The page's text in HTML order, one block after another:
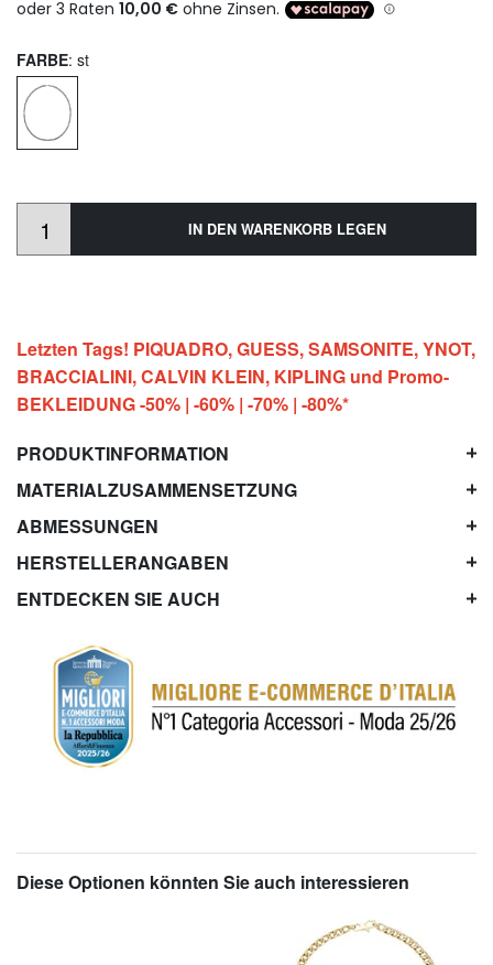
FARBE: st
IN DEN WARENKORB LEGEN
Letzten Tags! PIQUADRO, GUESS, SAMSONITE, YNOT,
BRACCIALINI, CALVIN KLEIN, KIPLING und Promo-
BEKLEIDUNG -50% | -60% | -70% | -80%*
PRODUKTINFORMATION
MATERIALZUSAMMENSETZUNG
ABMESSUNGEN
HERSTELLERANGABEN
ENTDECKEN SIE AUCH
Diese Optionen könnten Sie auch interessieren